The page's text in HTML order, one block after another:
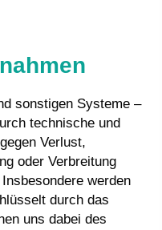
sonstigen Systeme –
technische und
Verlust,
oder Verbreitung
werden
durch das
uns dabei des